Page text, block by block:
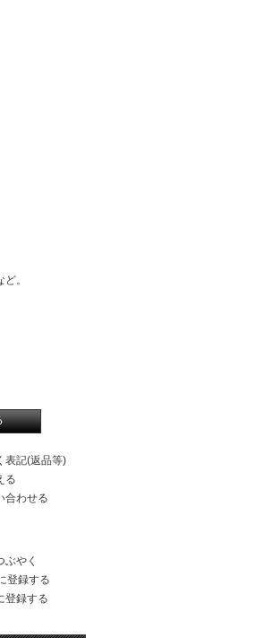
。
表記(返品等)
る
合わせる
ぶやく
登録する
登録する